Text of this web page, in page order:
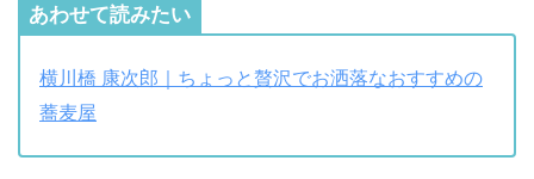
あわせて読みたい
横川橋 康次郎｜ちょっと贅沢でお洒落なおすすめの
蕎麦屋